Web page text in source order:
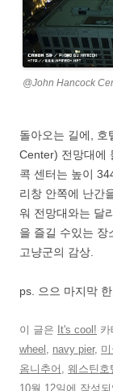
@John Hancock
돌아오는 길에,
Center) 전망대에
콕 센터는 높이
리창 안쪽에 난간
워 전망대와는 달
을 즐길 수있는 장
고냥군의 감상.
ps. 으으 마지막
이 글은 It's cool!
wheel
navy pier,
옴니추어
웨스틴호
10월 12일에 작성되